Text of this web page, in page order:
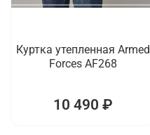
Куртка утепленная Armed
Forces AF268
10 490 ₽